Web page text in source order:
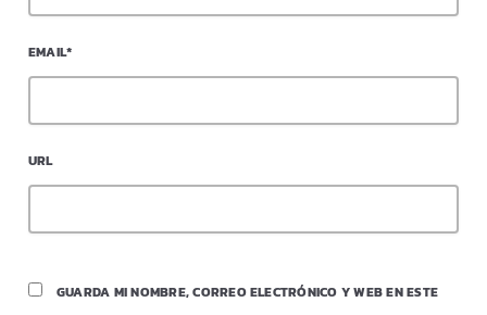
EMAIL*
URL
GUARDA MI NOMBRE, CORREO ELECTRÓNICO Y WEB EN ESTE